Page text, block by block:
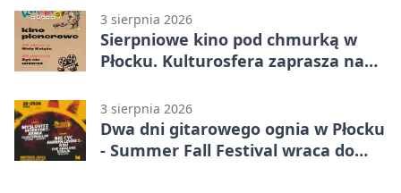
3 sierpnia 2026
Sierpniowe kino pod chmurką w
Płocku. Kulturosfera zaprasza na
3 sierpnia 2026
Dwa dni gitarowego ognia w Płocku
- Summer Fall Festival wraca do